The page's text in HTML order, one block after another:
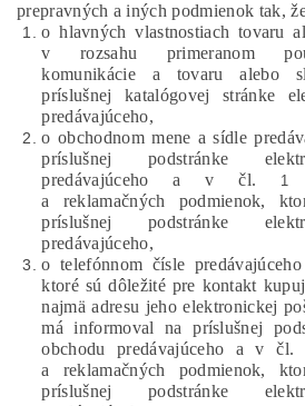
prepravných a iných podmienok tak,
o hlavných vlastnostiach tovaru
v rozsahu primeranom
komunikácie a tovaru alebo
príslušnej katalógovej stránke
predávajúceho,
o obchodnom mene a sídle
príslušnej podstránke
predávajúceho a v čl.
1
a reklamačných podmienok,
príslušnej podstránke
predávajúceho,
o telefónnom čísle
ktoré sú dôležité pre kontakt
najmä adresu jeho elektronickej
má informoval na príslušnej
obchodu predávajúceho a v čl.
a reklamačných podmienok,
príslušnej podstránke